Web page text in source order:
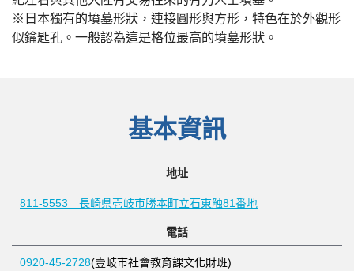
※日本獨有的墳墓形狀，連接圓形與方形，特色在於外觀形
似鑰匙孔。一般認為這是格位最高的墳墓形狀。
基本資訊
地址
811-5553 長崎県壱岐市勝本町立石東触81番地
電話
0920-45-2728(壹岐市社會教育課文化財班)